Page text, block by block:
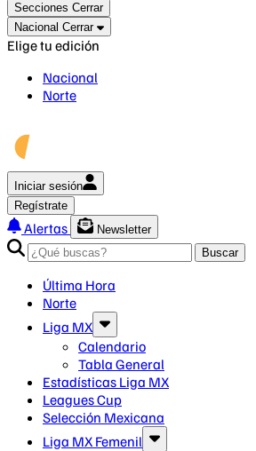
Secciones Cerrar
Nacional Cerrar
Elige tu edición
Nacional
Norte
Iniciar sesión
Regístrate
Alertas
Newsletter
Buscar
Última Hora
Norte
Liga MX
Calendario
Tabla General
Estadísticas Liga MX
Leagues Cup
Selección Mexicana
Liga MX Femenil